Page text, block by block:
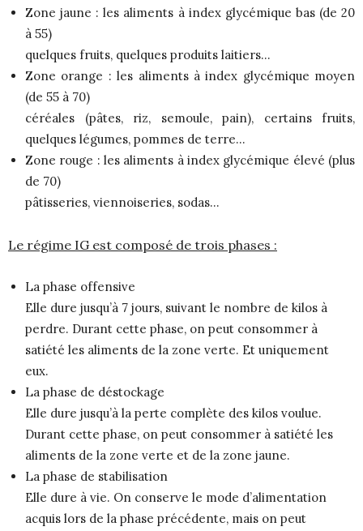
Zone jaune : les aliments à index glycémique bas (de 20
à 55)
quelques fruits, quelques produits laitiers…
Zone orange : les aliments à index glycémique moyen
(de 55 à 70)
céréales (pâtes, riz, semoule, pain), certains fruits,
quelques légumes, pommes de terre…
Zone rouge : les aliments à index glycémique élevé (plus
de 70)
pâtisseries, viennoiseries, sodas…
Le régime IG est composé de trois phases :
La phase offensive
Elle dure jusqu’à 7 jours, suivant le nombre de kilos à
perdre. Durant cette phase, on peut consommer à
satiété les aliments de la zone verte. Et uniquement
eux.
La phase de déstockage
Elle dure jusqu’à la perte complète des kilos voulue.
Durant cette phase, on peut consommer à satiété les
aliments de la zone verte et de la zone jaune.
La phase de stabilisation
Elle dure à vie. On conserve le mode d’alimentation
acquis lors de la phase précédente, mais on peut